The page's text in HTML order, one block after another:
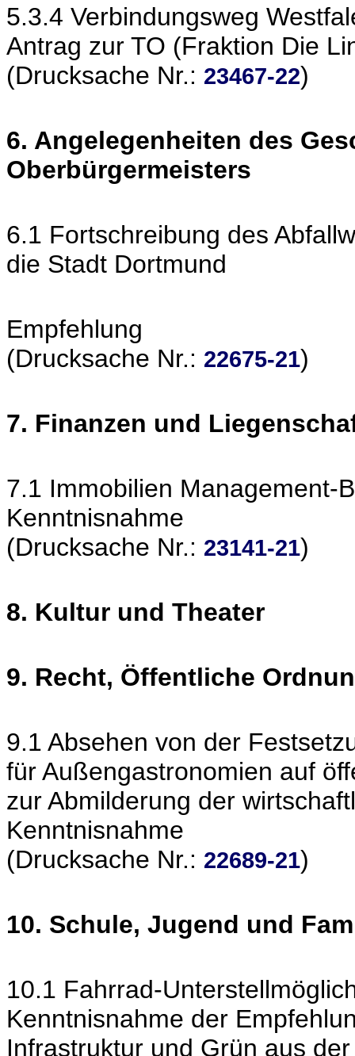
5.3.4 Verbindungsweg
Antrag zur TO (Fraktion Die
(Drucksache Nr.: 23467-22)
6. Angelegenheiten des
Oberbürgermeisters
6.1 Fortschreibung des
die Stadt Dortmund
Empfehlung
(Drucksache Nr.: 22675-21)
7. Finanzen und
7.1 Immobilien Management-
Kenntnisnahme
(Drucksache Nr.: 23141-21)
8. Kultur und Theater
9. Recht, Öffentliche
9.1 Absehen von der
für Außengastronomien auf
zur Abmilderung der
Kenntnisnahme
(Drucksache Nr.: 22689-21)
10. Schule, Jugend und
10.1 Fahrrad-
Kenntnisnahme der
Infrastruktur und Grün aus